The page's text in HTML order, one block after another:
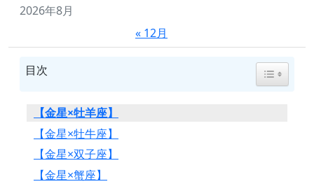
2026年8月
« 12月
目次 Toggle
【金星×牡羊座】
【金星×牡牛座】
【金星×双子座】
【金星×蟹座】